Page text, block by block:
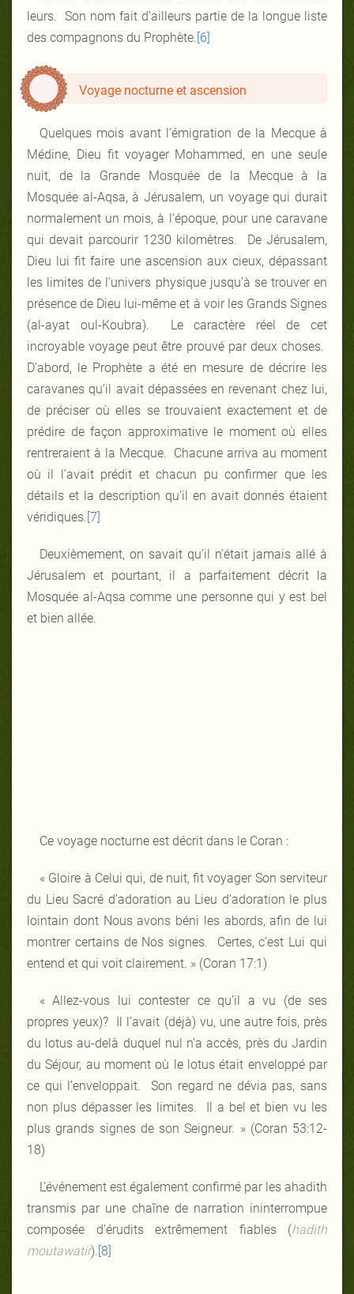
leurs. Son nom fait d’ailleurs partie de la longue liste
des compagnons du Prophète. [6]
Voyage nocturne et ascension
Quelques mois avant l’émigration de la Mecque à
Médine, Dieu fit voyager Mohammed, en une seule
nuit, de la Grande Mosquée de la Mecque à la
Mosquée al-Aqsa, à Jérusalem, un voyage qui durait
normalement un mois, à l’époque, pour une caravane
qui devait parcourir 1230 kilomètres. De Jérusalem,
Dieu lui fit faire une ascension aux cieux, dépassant
les limites de l’univers physique jusqu’à se trouver en
présence de Dieu lui-même et à voir les Grands Signes
(al-ayat oul-Koubra). Le caractère réel de cet
incroyable voyage peut être prouvé par deux choses.
D’abord, le Prophète a été en mesure de décrire les
caravanes qu’il avait dépassées en revenant chez lui,
de préciser où elles se trouvaient exactement et de
prédire de façon approximative le moment où elles
rentreraient à la Mecque. Chacune arriva au moment
où il l’avait prédit et chacun pu confirmer que les
détails et la description qu’il en avait donnés étaient
véridiques. [7]
Deuxièmement, on savait qu’il n’était jamais allé à
Jérusalem et pourtant, il a parfaitement décrit la
Mosquée al-Aqsa comme une personne qui y est bel
et bien allée.
Ce voyage nocturne est décrit dans le Coran :
« Gloire à Celui qui, de nuit, fit voyager Son serviteur
du Lieu Sacré d’adoration au Lieu d’adoration le plus
lointain dont Nous avons béni les abords, afin de lui
montrer certains de Nos signes. Certes, c’est Lui qui
entend et qui voit clairement. » (Coran 17:1)
« Allez-vous lui contester ce qu’il a vu (de ses
propres yeux)? Il l’avait (déjà) vu, une autre fois, près
du lotus au-delà duquel nul n’a accès, près du Jardin
du Séjour, au moment où le lotus était enveloppé par
ce qui l’enveloppait. Son regard ne dévia pas, sans
non plus dépasser les limites. Il a bel et bien vu les
plus grands signes de son Seigneur. » (Coran 53:12-
18)
L’événement est également confirmé par les ahadith
transmis par une chaîne de narration ininterrompue
composée d’érudits extrêmement fiables (hadith
moutawatir). [8]